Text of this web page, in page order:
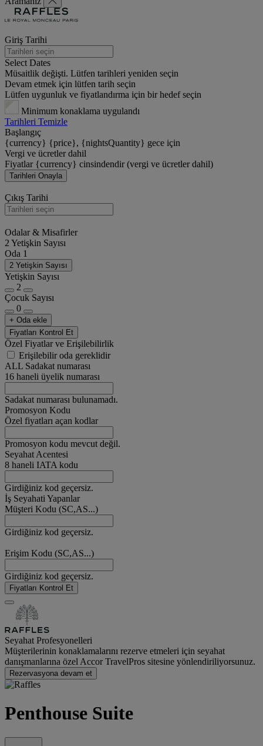
Giriş Tarihi
Select Dates
Müsaitlik değişti. Lütfen tarihleri yeniden seçin
Devam etmek için lütfen tarih seçin
Lütfen uygunluk ve fiyatlandırma için bir hedef seçin
Minimum konaklama uygulandı
Tarihleri Temizle
Başlangıç
{currency} {price}, {nightsQuantity} gece için
Vergi ve ücretler dahil
Fiyatlar {currency} cinsindendir (vergi ve ücretler dahil)
Tarihleri Onayla
Çıkış Tarihi
Odalar & Misafirler
2 Yetişkin Sayısı
Oda 1
2 Yetişkin Sayısı
Yetişkin Sayısı
2
Çocuk Sayısı
0
+ Oda ekle
Fiyatları Kontrol Et
Özel Fiyatlar ve Erişilebilirlik
Erişilebilir oda gereklidir
ALL Sadakat numarası
16 haneli üyelik numarası
Sadakat numarası bulunamadı.
Promosyon Kodu
Özel fiyatları açan kodlar
Promosyon kodu mevcut değil.
Seyahat Acentesi
8 haneli IATA kodu
Girdiğiniz kod geçersiz.
İş Seyahati Yapanlar
Müşteri Kodu (SC,AS...)
Girdiğiniz kod geçersiz.
Erişim Kodu (SC,AS...)
Girdiğiniz kod geçersiz.
Fiyatları Kontrol Et
Seyahat Profesyonelleri
Müşterilerinin konaklamalarını rezerve etmeleri için seyahat
danışmanlarına özel Accor TravelPros sitesine yönlendiriliyorsunuz.
Rezervasyona devam et
Penthouse Suite